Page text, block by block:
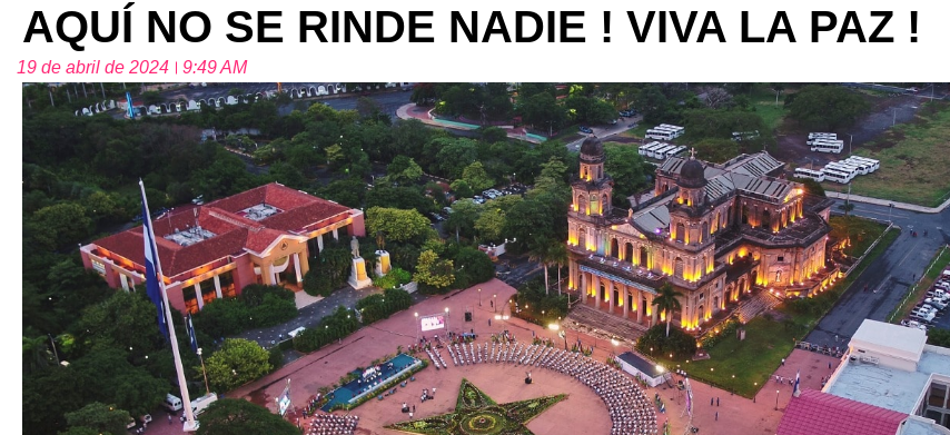
AQUÍ NO SE RINDE NADIE ! VIVA LA PAZ !
19 de abril de 2024 9:49 AM